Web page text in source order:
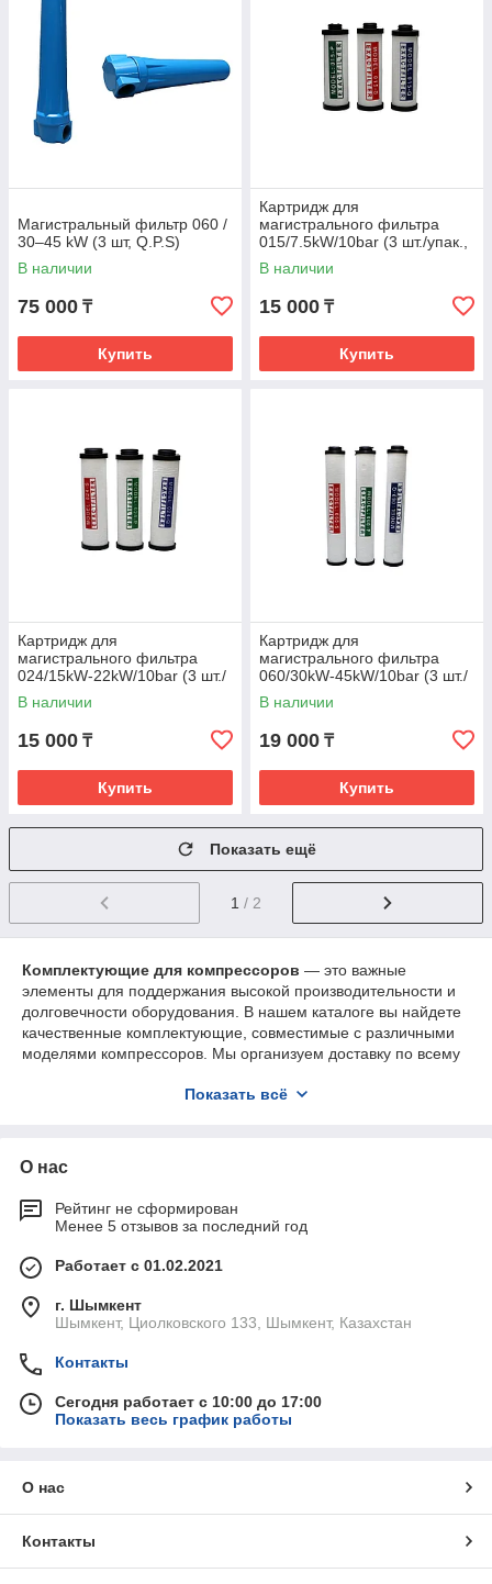
Магистральный фильтр 060 /
30–45 kW (3 шт, Q.P.S)
В наличии
75 000 ₸
Купить
Картридж для
магистрального фильтра
015/7.5kW/10bar (3 шт./упак.,
Q.P.S)
В наличии
15 000 ₸
Купить
Картридж для
магистрального фильтра
024/15kW-22kW/10bar (3 шт./
упак., Q.P.S)
В наличии
15 000 ₸
Купить
Картридж для
магистрального фильтра
060/30kW-45kW/10bar (3 шт./
упак., Q.P.S)
В наличии
19 000 ₸
Купить
Показать ещё
1 / 2
Комплектующие для компрессоров — это важные
элементы для поддержания высокой производительности и
долговечности оборудования. В нашем каталоге вы найдете
качественные комплектующие, совместимые с различными
моделями компрессоров. Мы организуем доставку по всему
бесплатную доставку
Показать всё
О нас
Рейтинг не сформирован
Менее 5 отзывов за последний год
Работает с 01.02.2021
г. Шымкент
Шымкент, Циолковского 133, Шымкент, Казахстан
Контакты
Сегодня работает с 10:00 до 17:00
Показать весь график работы
О нас
Контакты